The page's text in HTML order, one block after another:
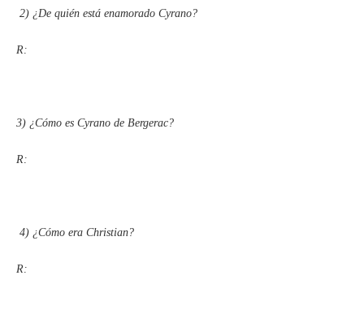
2) ¿De quién está enamorado Cyrano?
R:
3) ¿Cómo es Cyrano de Bergerac?
R:
4) ¿Cómo era Christian?
R: